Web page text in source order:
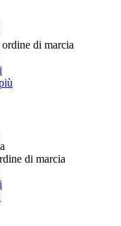
ordine di marcia
i
di marcia
i